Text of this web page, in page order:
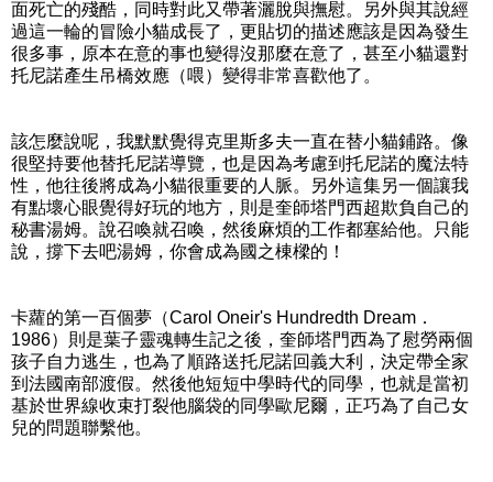
面死亡的殘酷，同時對此又帶著灑脫與撫慰。另外與其說經
過這一輪的冒險小貓成長了，更貼切的描述應該是因為發生
很多事，原本在意的事也變得沒那麼在意了，甚至小貓還對
托尼諾產生吊橋效應（喂）變得非常喜歡他了。
該怎麼說呢，我默默覺得克里斯多夫一直在替小貓鋪路。像
很堅持要他替托尼諾導覽，也是因為考慮到托尼諾的魔法特
性，他往後將成為小貓很重要的人脈。另外這集另一個讓我
有點壞心眼覺得好玩的地方，則是奎師塔門西超欺負自己的
秘書湯姆。說召喚就召喚，然後麻煩的工作都塞給他。只能
說，撐下去吧湯姆，你會成為國之棟樑的！
卡蘿的第一百個夢（Carol Oneir's Hundredth Dream．
1986）則是葉子靈魂轉生記之後，奎師塔門西為了慰勞兩個
孩子自力逃生，也為了順路送托尼諾回義大利，決定帶全家
到法國南部渡假。然後他短短中學時代的同學，也就是當初
基於世界線收束打裂他腦袋的同學歐尼爾，正巧為了自己女
兒的問題聯繫他。